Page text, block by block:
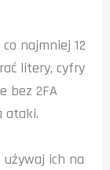
najmniej 12
litery, cyfry
bez 2FA
ataki.
używaj ich na